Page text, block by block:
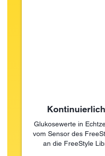
Glukosewerte in
vom Sensor des
an die FreeStyle